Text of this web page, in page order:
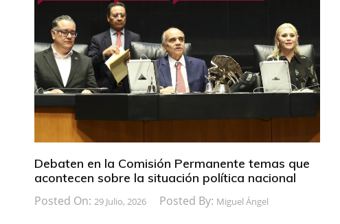
Debaten en la Comisión Permanente temas que
acontecen sobre la situación política nacional
Posted On: 29 Julio, 2026 Posted By: Miguel Ángel